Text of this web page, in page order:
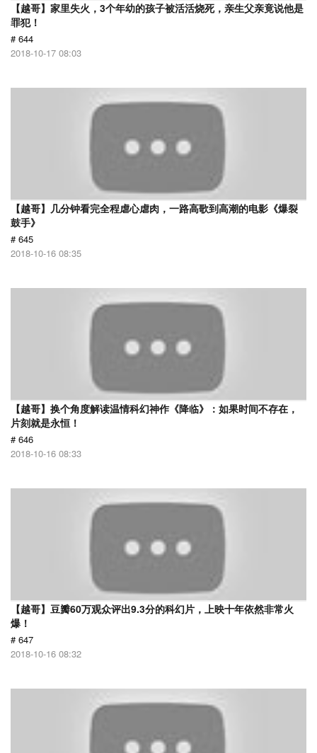
【越哥】家里失火，3个年幼的孩子被活活烧死，亲生父亲竟说他是
罪犯！
# 644
2018-10-17 08:03
【越哥】几分钟看完全程虐心虐肉，一路高歌到高潮的电影《爆裂
鼓手》
# 645
2018-10-16 08:35
【越哥】换个角度解读温情科幻神作《降临》：如果时间不存在，
片刻就是永恒！
# 646
2018-10-16 08:33
【越哥】豆瓣60万观众评出9.3分的科幻片，上映十年依然非常火
爆！
# 647
2018-10-16 08:32